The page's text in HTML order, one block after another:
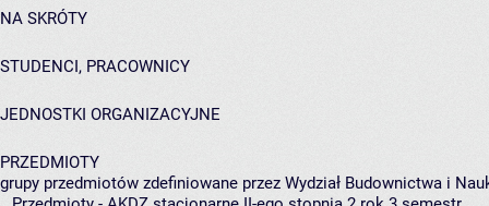
NA SKRÓTY
STUDENCI, PRACOWNICY
JEDNOSTKI ORGANIZACYJNE
PRZEDMIOTY
grupy przedmiotów zdefiniowane przez Wydział Budownictwa i